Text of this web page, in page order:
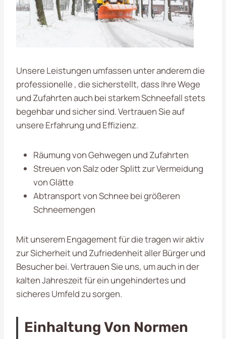
Unsere Leistungen umfassen unter anderem die
professionelle , die sicherstellt, dass Ihre Wege
und Zufahrten auch bei starkem Schneefall stets
begehbar und sicher sind. Vertrauen Sie auf
unsere Erfahrung und Effizienz.
Räumung von Gehwegen und Zufahrten
Streuen von Salz oder Splitt zur Vermeidung
von Glätte
Abtransport von Schnee bei größeren
Schneemengen
Mit unserem Engagement für dietragen wir aktiv
zur Sicherheit und Zufriedenheit aller Bürger und
Besucher bei. Vertrauen Sie uns, um auch in der
kalten Jahreszeit für ein ungehindertes und
sicheres Umfeld zu sorgen.
Einhaltung Von Normen